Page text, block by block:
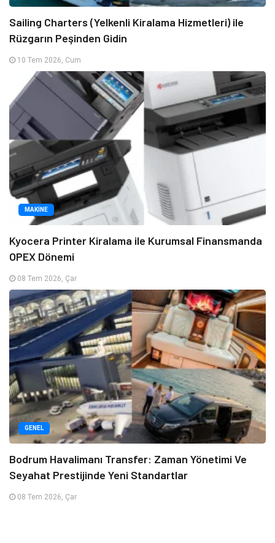
Sailing Charters (Yelkenli Kiralama Hizmetleri) ile
Rüzgarın Peşinden Gidin
10 Tem 2026, Cum
MAKINE
Kyocera Printer Kiralama ile Kurumsal Finansmanda
OPEX Dönemi
08 Tem 2026, Çar
GENEL
Bodrum Havalimanı Transfer: Zaman Yönetimi Ve
Seyahat Prestijinde Yeni Standartlar
08 Tem 2026, Çar